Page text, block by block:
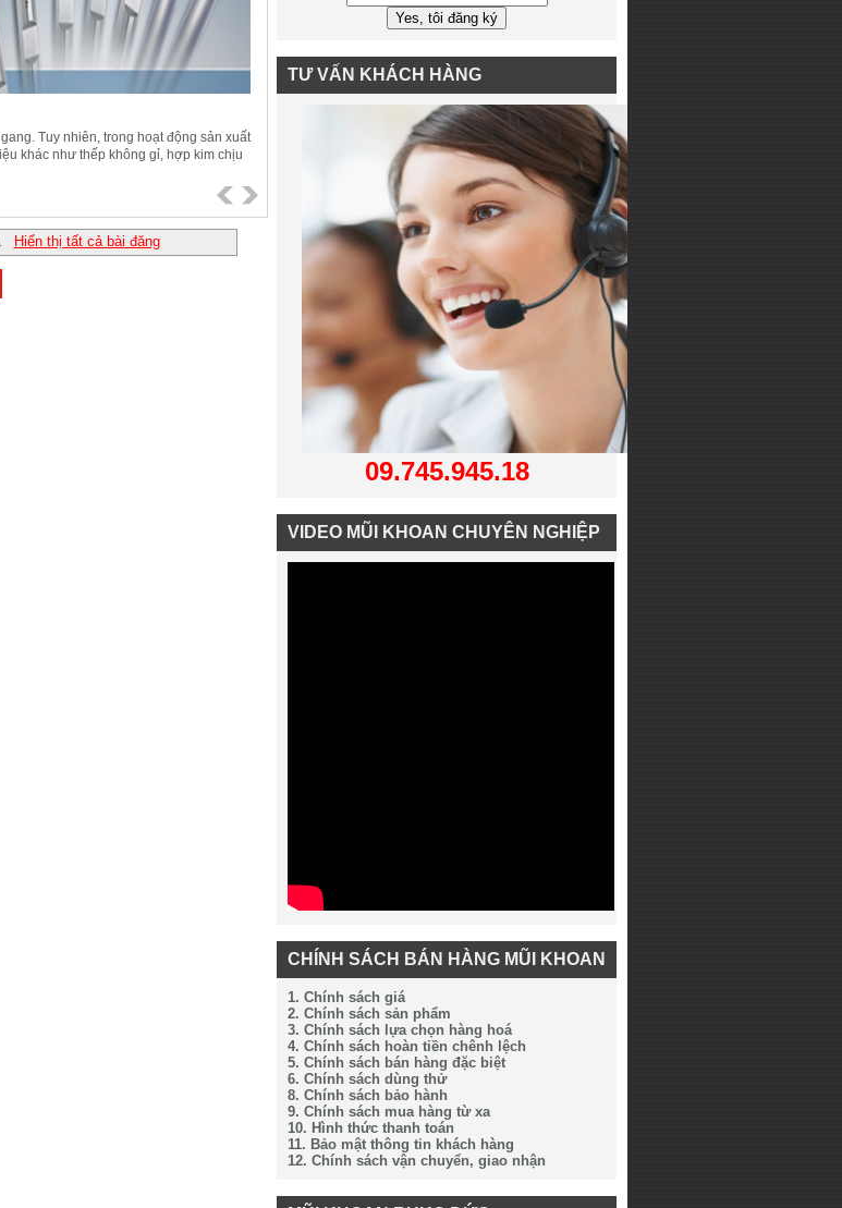
Tuy nhiên, trong hoạt động sản xuất
khác như thếp không gỉ, hợp kim chịu
gia công”. .
Hiển thị tất cả bài đăng
TƯ VẤN KHÁCH HÀNG
09.745.945.18
VIDEO MŨI KHOAN CHUYÊN NGHIỆP
CHÍNH SÁCH BÁN HÀNG MŨI KHOAN
1. Chính sách giá
2. Chính sách sản phẩm
3. Chính sách lựa chọn hàng hoá
4. Chính sách hoàn tiền chênh lệch
5. Chính sách bán hàng đặc biệt
6. Chính sách dùng thử
8. Chính sách bảo hành
9. Chính sách mua hàng từ xa
10. Hình thức thanh toán
11. Bảo mật thông tin khách hàng
12. Chính sách vận chuyển, giao nhận